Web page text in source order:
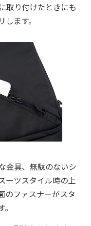
取り付けたときにも
ます。
金具、無駄のないシ
ーツスタイル時の上
のファスナーがスタ